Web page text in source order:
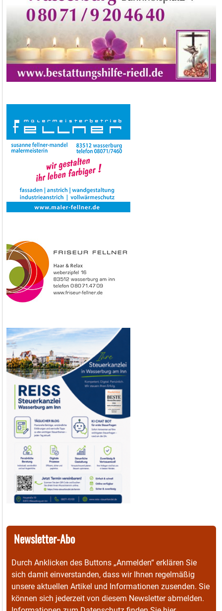
Newsletter-Abo
Durch Anklicken des Buttons „Anmelden“ erklären Sie
sich damit einverstanden, dass wir Ihnen regelmäßig
unsere aktuellen Artikel und Informationen zusenden. Sie
können sich jederzeit von diesem Newsletter abmelden.